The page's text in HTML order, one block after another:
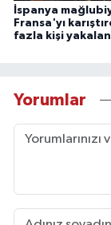
İspanya
Fransa'yı
fazla kişi
Yorumlar